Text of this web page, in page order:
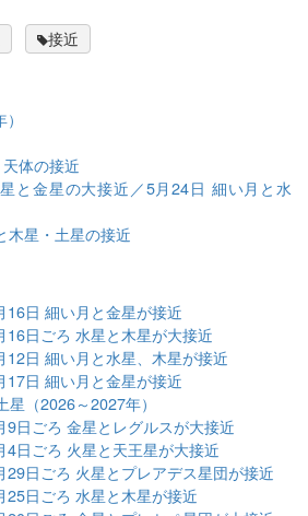
接近
天体の接近
と金星の大接近／5月24日 細い月と水
木星・土星の接近
16日 細い月と金星が接近
16日ごろ 水星と木星が大接近
12日 細い月と水星、木星が接近
17日 細い月と金星が接近
星（2026～2027年）
9日ごろ 金星とレグルスが大接近
4日ごろ 火星と天王星が大接近
29日ごろ 火星とプレアデス星団が接近
25日ごろ 水星と木星が接近